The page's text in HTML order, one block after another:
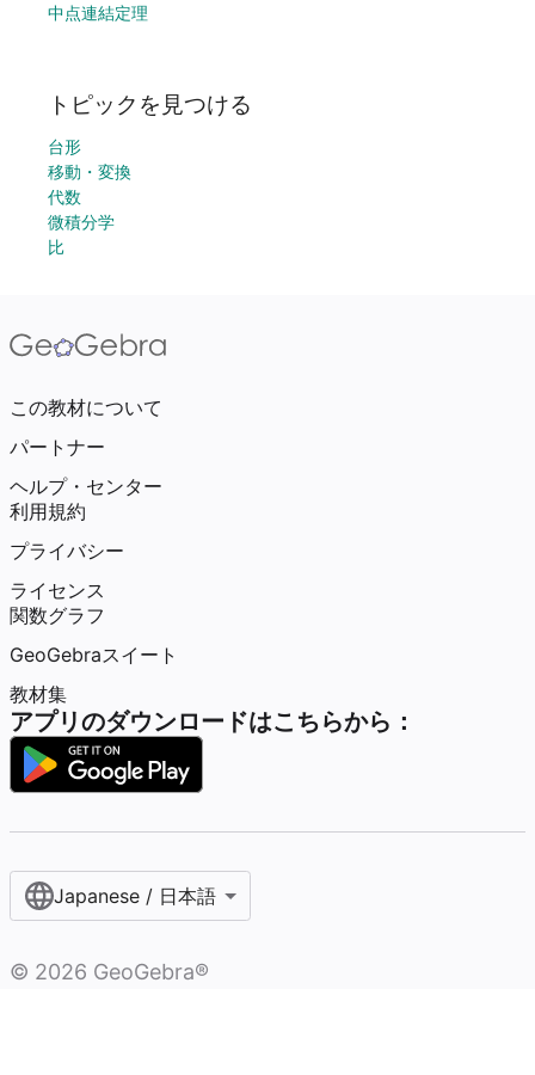
中点連結定理
トピックを見つける
台形
移動・変換
代数
微積分学
比
この教材について
パートナー
ヘルプ・センター
利用規約
プライバシー
ライセンス
関数グラフ
GeoGebraスイート
教材集
アプリのダウンロードはこちらから：
Japanese / 日本語
© 2026 GeoGebra®